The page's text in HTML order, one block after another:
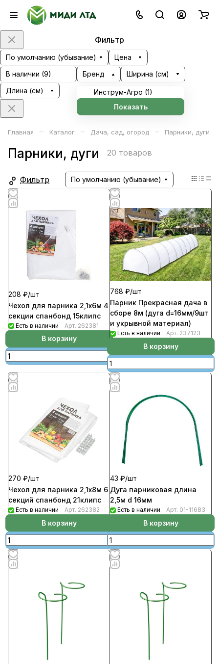
Фильтр
По умолчанию (убывание)
Цена
В наличии (9) Бренд
Инструм-Агро (1)
Показать
Ширина (см)
Длина (см)
Главная – Каталог – Дача, сад, огород – Парники, дуги
Парники, дуги 20 товаров
Фильтр По умолчанию (убывание)
208 ₽/шт
Чехол для парника 2,1х6м 4
секции спанбонд 15клипс
Есть в наличии Арт. 262381
В корзину
768 ₽/шт
Парник Прекрасная дача в
сборе 8м (дуга d=16мм/9шт
и укрывной материал)
Есть в наличии Арт. 237123
В корзину
270 ₽/шт
Чехол для парника 2,1х8м 6
секций спанбонд 21клипс
Есть в наличии Арт. 262382
В корзину
43 ₽/шт
Дуга парниковая длина
2,5м d 16мм
Есть в наличии Арт. 01-11683
В корзину